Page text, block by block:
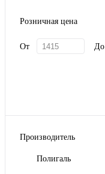
Розничная цена
От До
Производитель
Полигаль